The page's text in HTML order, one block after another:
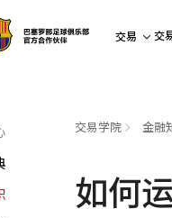
交易 交
交易学院 金融
如何